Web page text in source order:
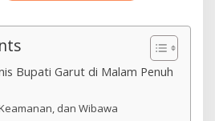
Bupati Garut di Malam Penuh
dan Wibawa